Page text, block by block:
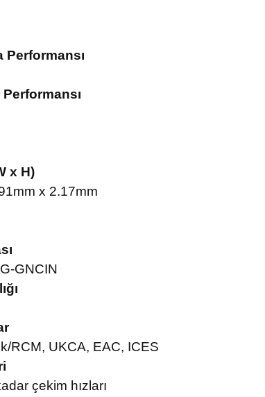
Performansı
Performansı
x H)
x 2.17mm
GNCIN
RCM, UKCA, EAC, ICES
çekim hızları